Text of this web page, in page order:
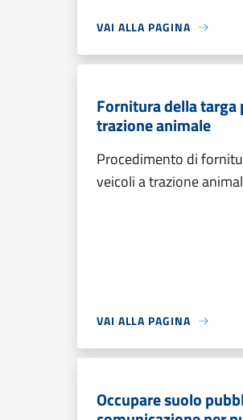
VAI ALLA PAGINA
Fornitura della targa
trazione animale
Procedimento di
veicoli a trazione
VAI ALLA PAGINA
Occupare suolo